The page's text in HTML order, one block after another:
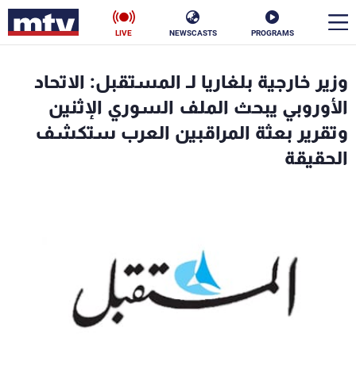
PROGRAMS
NEWSCASTS
LIVE
وزير خارجية بلغاريا لـ المستقبل: الاتحاد
الأوروبي يبحث الملف السوري الإثنين
وتقرير بعثة المراقبين العرب ستكشف
الحقيقة
الأخبار
سياسة ناس
كأس العالم